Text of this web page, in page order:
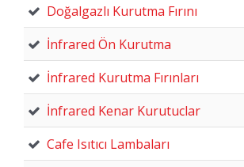
Doğalgazlı Kurutma Fırını
İnfrared Ön Kurutma
İnfrared Kurutma Fırınları
İnfrared Kenar Kurutuclar
Cafe Isıtıcı Lambaları